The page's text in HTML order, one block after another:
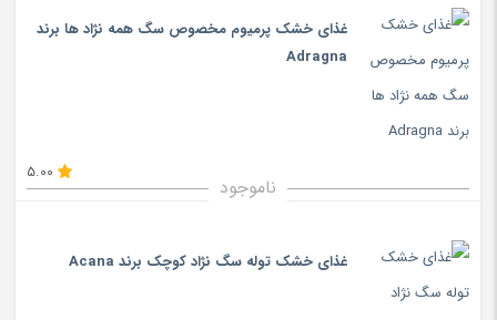
غذای خشک پرمیوم مخصوص سگ همه نژاد ها برند
Adragna
ناموجود
5.00
غذای خشک توله سگ نژاد کوچک برند Acana